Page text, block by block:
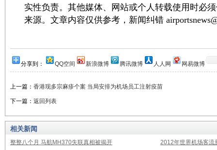
实性负责。其他媒体、网站或个人转载使用时必
来源。文章内容仅供参考，新闻纠错
分享到： QQ空间 新浪微博 腾讯微博 人人网 网易微博
上一篇： 香港现多宗麻疹个案 当局安排为机场员工注射疫苗
下一篇： 返回列表
相关新闻
整整八个月 马航MH370失联真相被揭开
2012年世界机场客流